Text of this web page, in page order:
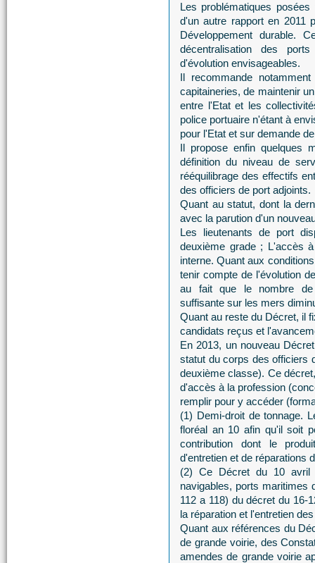
Les problématiques
d'un autre rapport en 2011
Développement durable.
décentralisation des
d'évolution envisageables.
Il recommande
capitaineries, de maintenir
entre l'Etat et les
police portuaire n'étant à
pour l'Etat et sur demande
Il propose enfin quelques
définition du niveau de
rééquilibrage des effectifs
des officiers de port adjoints.
Quant au statut, dont la
avec la parution d'un
Les lieutenants de port
deuxième grade ; L'accès
interne. Quant aux
tenir compte de l'évolution
au fait que le nombre de
suffisante sur les mers
Quant au reste du Décret, il
candidats reçus et
En 2013, un nouveau
statut du corps des officiers
deuxième classe). Ce
d'accès à la profession
remplir pour y accéder
(1) Demi-droit de tonnage.
floréal an 10 afin qu'il soit
contribution dont le
d'entretien et de réparations
(2) Ce Décret du 10 avril
navigables, ports maritimes
112 a 118) du décret du 16-
la réparation et l'entretien
Quant aux références du
de grande voirie, des
amendes de grande voirie